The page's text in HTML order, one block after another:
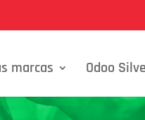
marcas Odoo